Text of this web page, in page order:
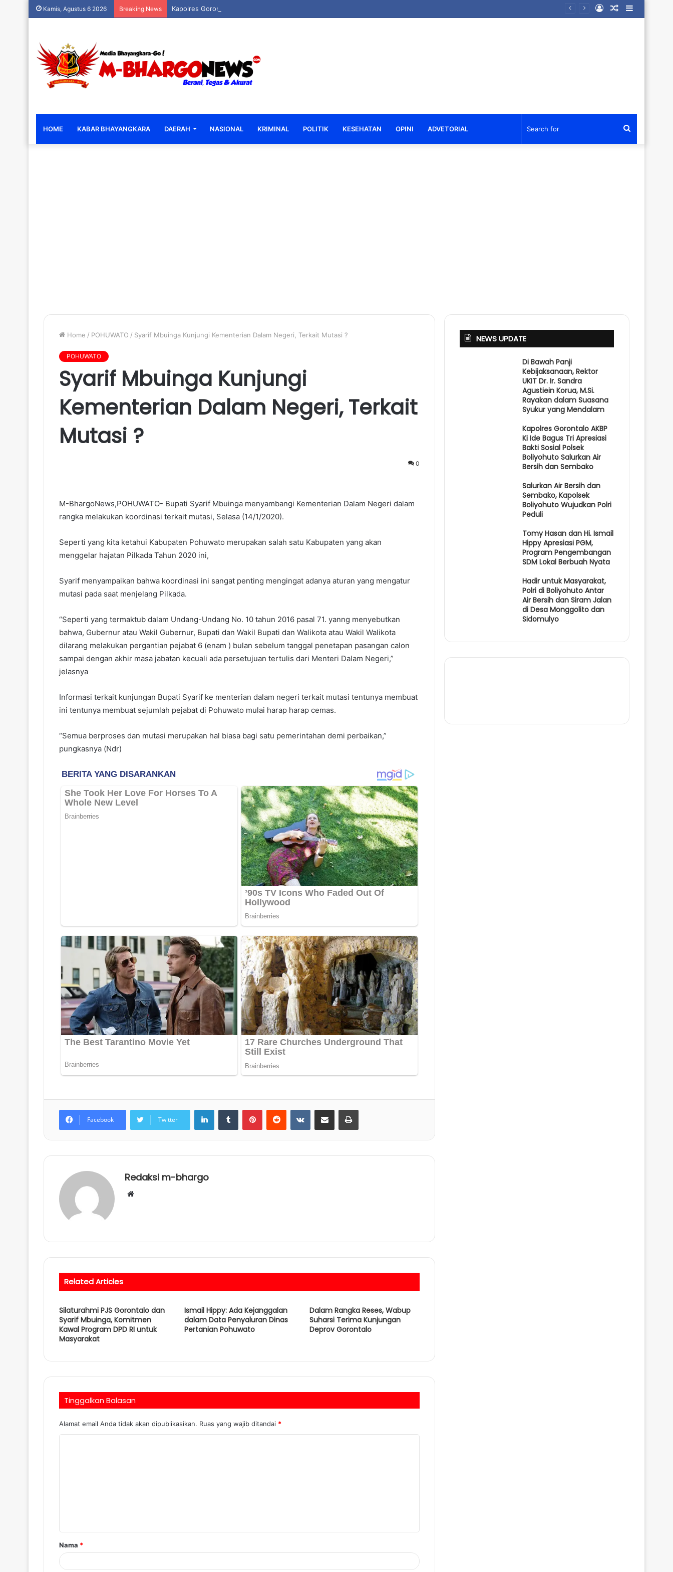
Kamis, Agustus 6 2026 Breaking News Kapolres Gorontalo AKBP Ki Ide Bagus Tri Apresiasi Bakti Sosial Polsek Boliyohuto Salurkan Air Bersih dan Sembako
Random
Log
HOME KABAR BHAYANGKARA DAERAH NASIONAL KRIMINAL POLITIK KESEHATAN OPINI ADVETORIAL
Home / POHUWATO / Syarif Mbuinga Kunjungi Kementerian Dalam Negeri, Terkait Mutasi ?
POHUWATO
Syarif Mbuinga Kunjungi
Kementerian Dalam Negeri, Terkait
Mutasi ?
0
M-BhargoNews,POHUWATO- Bupati Syarif Mbuinga menyambangi Kementerian Dalam Negeri dalam
rangka melakukan koordinasi terkait mutasi, Selasa (14/1/2020).
Seperti yang kita ketahui Kabupaten Pohuwato merupakan salah satu Kabupaten yang akan
menggelar hajatan Pilkada Tahun 2020 ini,
Syarif menyampaikan bahwa koordinasi ini sangat penting mengingat adanya aturan yang mengatur
mutasi pada saat menjelang Pilkada.
“Seperti yang termaktub dalam Undang-Undang No. 10 tahun 2016 pasal 71. yanng menyebutkan
bahwa, Gubernur atau Wakil Gubernur, Bupati dan Wakil Bupati dan Walikota atau Wakil Walikota
dilarang melakukan pergantian pejabat 6 (enam ) bulan sebelum tanggal penetapan pasangan calon
sampai dengan akhir masa jabatan kecuali ada persetujuan tertulis dari Menteri Dalam Negeri,”
jelasnya
Informasi terkait kunjungan Bupati Syarif ke menterian dalam negeri terkait mutasi tentunya membuat
ini tentunya membuat sejumlah pejabat di Pohuwato mulai harap harap cemas.
“Semua berproses dan mutasi merupakan hal biasa bagi satu pemerintahan demi perbaikan,”
pungkasnya (Ndr)
Facebook Twitter
Redaksi m-bhargo
i
Related Articles
Silaturahmi PJS Gorontalo dan
Syarif Mbuinga, Komitmen
Kawal Program DPD RI untuk
Masyarakat
Ismail Hippy: Ada Kejanggalan
dalam Data Penyaluran Dinas
Pertanian Pohuwato
Dalam Rangka Reses, Wabup
Suharsi Terima Kunjungan
Deprov Gorontalo
Tinggalkan Balasan
Alamat email Anda tidak akan dipublikasikan. Ruas yang wajib ditandai *
Nama *
NEWS UPDATE
Di Bawah Panji
Kebijaksanaan, Rektor
UKIT Dr. Ir. Sandra
Agustiein Korua, M.Si.
Rayakan dalam Suasana
Syukur yang Mendalam
Kapolres Gorontalo AKBP
Ki Ide Bagus Tri Apresiasi
Bakti Sosial Polsek
Boliyohuto Salurkan Air
Bersih dan Sembako
Salurkan Air Bersih dan
Sembako, Kapolsek
Boliyohuto Wujudkan Polri
Peduli
Tomy Hasan dan Hi. Ismail
Hippy Apresiasi PGM,
Program Pengembangan
SDM Lokal Berbuah Nyata
Hadir untuk Masyarakat,
Polri di Boliyohuto Antar
Air Bersih dan Siram Jalan
di Desa Monggolito dan
Sidomulyo